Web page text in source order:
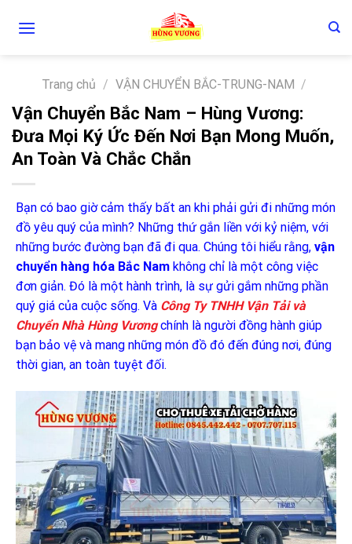
Trang chủ / VẬN CHUYỂN BẮC-TRUNG-NAM /
Vận Chuyển Bắc Nam – Hùng Vương:
Đưa Mọi Ký Ức Đến Nơi Bạn Mong Muốn,
An Toàn Và Chắc Chắn
Bạn có bao giờ cảm thấy bất an khi phải gửi đi những món
đồ yêu quý của mình? Những thứ gắn liền với kỷ niệm, với
những bước đường bạn đã đi qua. Chúng tôi hiểu rằng, vận
chuyển hàng hóa Bắc Nam không chỉ là một công việc
đơn giản. Đó là một hành trình, là sự gửi gắm những phần
quý giá của cuộc sống. Và Công Ty TNHH Vận Tải và
Chuyển Nhà Hùng Vươngchính là người đồng hành giúp
bạn bảo vệ và mang những món đồ đó đến đúng nơi, đúng
thời gian, an toàn tuyệt đối.